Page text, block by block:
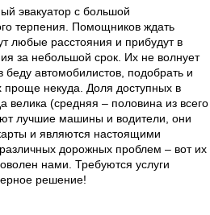
эвакуатор с большой
терпения. Помощников ждать
любые расстояния и прибудут в
за небольшой срок. Их не волнует
автомобилистов, подобрать и
некуда. Доля доступных в
велика (средняя – половина из всего
лучшие машины и водители, они
и являются настоящими
дорожных проблем – вот их
нами. Требуются услуги
решение!